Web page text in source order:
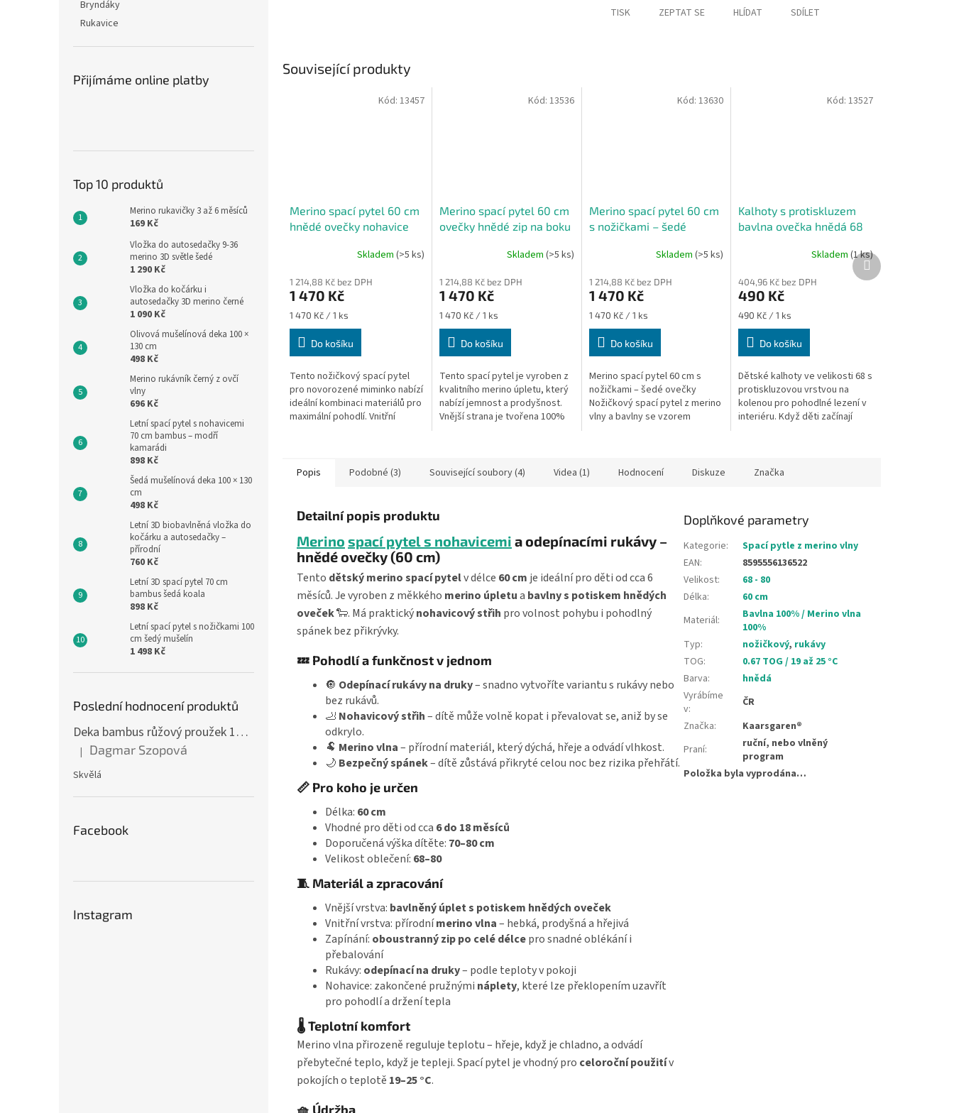
Bryndáky
Rukavice
Přijímáme online platby
Top 10 produktů
Merino rukavičky 3 až 6 měsíců
169 Kč
Vložka do autosedačky 9-36
merino 3D světle šedé
1 290 Kč
Vložka do kočárku i
autosedačky 3D merino černé
1 090 Kč
Olivová mušelínová deka 100 ×
130 cm
498 Kč
Merino rukávník černý z ovčí
vlny
696 Kč
Letní spací pytel s nohavicemi
70 cm bambus – modří
kamarádi
898 Kč
Šedá mušelínová deka 100 × 130
cm
498 Kč
Letní 3D biobavlněná vložka do
kočárku a autosedačky –
přírodní
760 Kč
Letní 3D spací pytel 70 cm
bambus šedá koala
898 Kč
Letní spací pytel s nožičkami 100
cm šedý mušelín
1 498 Kč
Poslední hodnocení produktů
Deka bambus růžový proužek 160 x 200 cm
Hodnocení produktu je 5 z 5 hvězdiček.
| Dagmar Szopová
Skvělá
Facebook
Instagram
TISK ZEPTAT SE HLÍDAT SDÍLET
Související produkty
Merino spací pytel 60 cm
hnědé ovečky nohavice
produktu
je
5,0
hvězdiček.
Skladem (>5 ks)
1 214,88 Kč bez DPH
1 470 Kč
Měrná
cena:
1 470 Kč / 1 ks
Do košíku
Tento nožičkový spací pytel
pro novorozené miminko nabízí
ideální kombinaci materiálů pro
maximální pohodlí. Vnitřní
Kód: 13457
Merino spací pytel 60 cm
ovečky hnědé zip na boku
Skladem (>5 ks)
1 214,88 Kč bez DPH
1 470 Kč
Měrná
cena:
1 470 Kč / 1 ks
Do košíku
Tento spací pytel je vyroben z
kvalitního merino úpletu, který
nabízí jemnost a prodyšnost.
Vnější strana je tvořena 100%
Kód: 13536
Merino spací pytel 60 cm
s nožičkami – šedé
Skladem(>5 ks)
1 214,88 Kč bez DPH
1 470 Kč
Měrná
cena:
1 470 Kč / 1 ks
Do košíku
Merino spací pytel 60 cm s
nožičkami – šedé ovečky
Nožičkový spací pytel z merino
vlny a bavlny se vzorem
Kód:13630
Kalhoty s protiskluzem
bavlna ovečka hnědá 68
Skladem (1 ks)
404,96 Kč bez DPH
490 Kč
Měrná
cena:
490 Kč / 1 ks
Do košíku
Dětské kalhoty ve velikosti 68 s
protiskluzovou vrstvou na
kolenou pro pohodlné lezení v
interiéru. Když děti začínají
Kód: 13527
Další
produkt
Popis Podobné (3) Související soubory (4) Videa (1) Hodnocení Diskuze Značka
Detailní popis produktu
Merino spací pytel s nohavicemi a odepínacími rukávy –
hnědé ovečky (60 cm)
Tento dětský merino spací pytelv délce 60 cmje ideální pro děti od cca 6
měsíců. Je vyroben z měkkého merino úpletua bavlny s potiskem hnědých
oveček🐑. Má praktickýnohavicový střih pro volnost pohybu i pohodlný
spánek bez přikrývky.
💤 Pohodlí a funkčnost v jednom
🔘 Odepínací rukávy na druky– snadno vytvoříte variantu s rukávy nebo
bez rukávů.
🦶 Nohavicový střih– dítě může volně kopat i převalovat se, aniž by se
odkrylo.
🐏 Merino vlna– přírodní materiál, který dýchá, hřeje a odvádí vlhkost.
🌙 Bezpečný spánek– dítě zůstává přikryté celou noc bez rizika přehřátí.
📏 Pro koho je určen
Délka: 60 cm
Vhodné pro děti od cca 6 do 18 měsíců
Doporučená výška dítěte: 70–80 cm
Velikost oblečení: 68–80
🧵 Materiál a zpracování
Vnější vrstva: bavlněný úplet s potiskem hnědých oveček
Vnitřní vrstva: přírodnímerino vlna– hebká, prodyšná a hřejivá
Zapínání: oboustranný zip po celé délcepro snadné oblékání i
přebalování
Rukávy: odepínací na druky– podle teploty v pokoji
Nohavice: zakončené pružnými náplety, které lze překlopením uzavřít
pro pohodlí a držení tepla
🌡️ Teplotní komfort
Merino vlna přirozeně reguluje teplotu – hřeje, když je chladno, a odvádí
přebytečné teplo, když je tepleji. Spací pytel je vhodný pro celoroční použitív
pokojích o teplotě 19–25 °C.
🧺 Údržba
Doplňkové parametry
Kategorie:
Spací pytle z merino vlny
EAN:
8595556136522
Velikost:
68 - 80
Délka:
60 cm
Materiál:
Bavlna 100% / Merino vlna
100%
Typ: nožičkový, rukávy
TOG:
0.67 TOG / 19 až 25 °C
Barva:
hnědá
Vyrábíme
v:
ČR
Značka:
Kaarsgaren®
Praní:
ruční, nebo vlněný
program
Položka byla vyprodána…